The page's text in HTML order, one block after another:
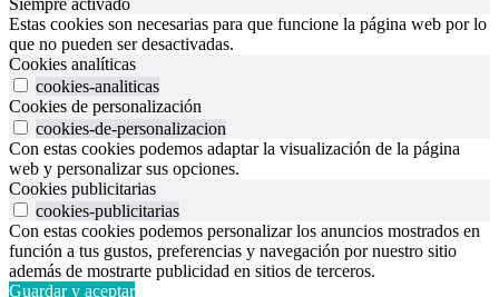
Siempre activado
Estas cookies son necesarias para que funcione la página web por lo
que no pueden ser desactivadas.
Cookies analíticas
cookies-analiticas
Cookies de personalización
cookies-de-personalizacion
Con estas cookies podemos adaptar la visualización de la página
web y personalizar sus opciones.
Cookies publicitarias
cookies-publicitarias
Con estas cookies podemos personalizar los anuncios mostrados en
función a tus gustos, preferencias y navegación por nuestro sitio
además de mostrarte publicidad en sitios de terceros.
Guardar y aceptar